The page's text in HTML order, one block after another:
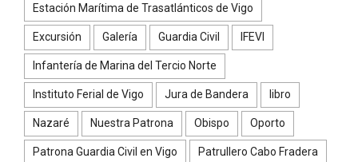
Estación Marítima de Trasatlánticos de Vigo
Excursión Galería Guardia Civil IFEVI
Infantería de Marina del Tercio Norte
Instituto Ferial de Vigo Jura de Bandera libro
Nazaré Nuestra Patrona Obispo Oporto
Patrona Guardia Civil en Vigo Patrullero Cabo Fradera